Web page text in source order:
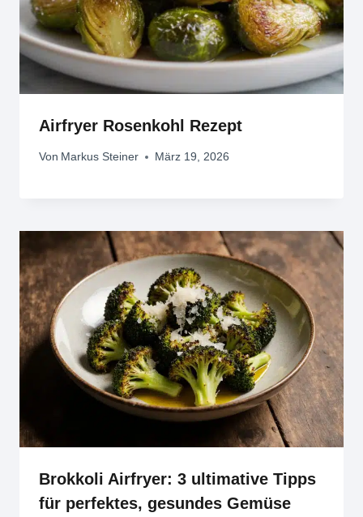
Airfryer Rosenkohl Rezept
Von Markus Steiner März 19, 2026
Brokkoli Airfryer: 3 ultimative Tipps
für perfektes, gesundes Gemüse